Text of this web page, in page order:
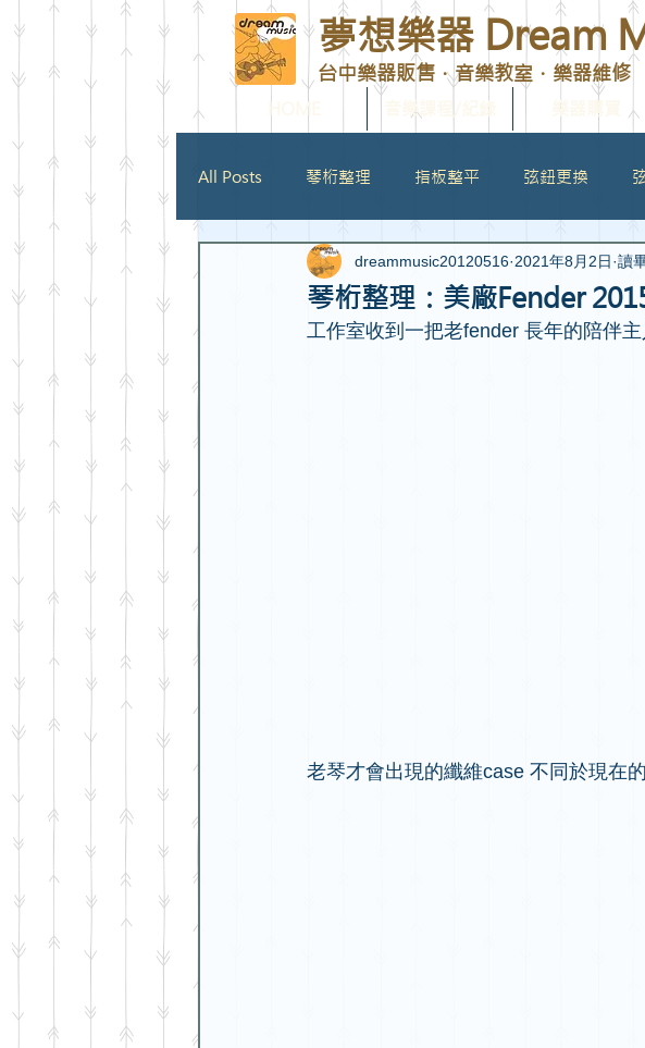
夢想樂器 Dream
台中樂器販售．音樂教室．樂器維修
音樂課程/紀錄 樂器購買
All Posts 琴桁整理 指板整平 弦鈕更換
拾音器安裝 琴頸角度矯正 整理翻新大保養
琴桁整理：美廠Fender
dreammusic20120516 2021年8月2日 讀
工作室收到一把老fender 長年的陪伴
老琴才會出現的纖維case 不同於現在